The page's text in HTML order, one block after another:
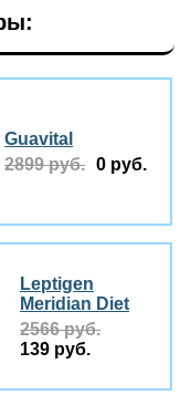
Guavital
2899 руб. 0 руб.
Leptigen
Meridian Diеt
2566 руб.
139 руб.